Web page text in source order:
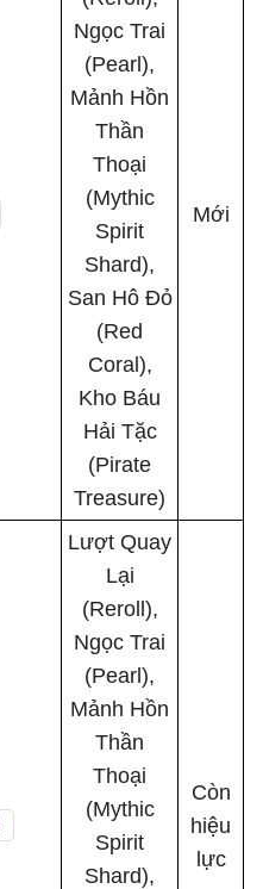
Ngọc Trai
(Pearl),
Mảnh Hồn
Thần
Thoại
(Mythic
Spirit
Shard),
San Hô Đỏ
(Red
Coral),
Kho Báu
Hải Tặc
(Pirate
Treasure)
Mới
Lượt Quay
Lại
(Reroll),
Ngọc Trai
(Pearl),
Mảnh Hồn
Thần
Thoại
(Mythic
Spirit
Shard),
Còn
hiệu
lực